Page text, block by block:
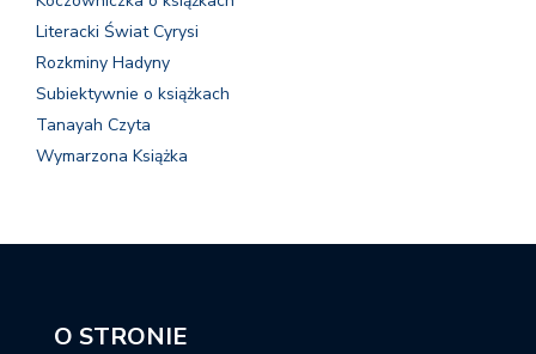
Literacki Świat Cyrysi
Rozkminy Hadyny
Subiektywnie o książkach
Tanayah Czyta
Wymarzona Książka
O STRONIE